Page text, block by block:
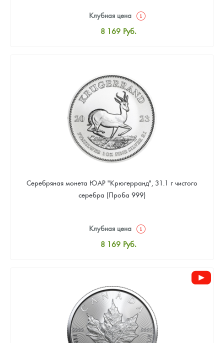
Клубная цена
8 169 Руб.
Звоните
Серебряная монета ЮАР "Крюгерранд", 31.1 г чистого
серебра (Проба 999)
Клубная цена
8 169 Руб.
Цена выкупа
Звоните